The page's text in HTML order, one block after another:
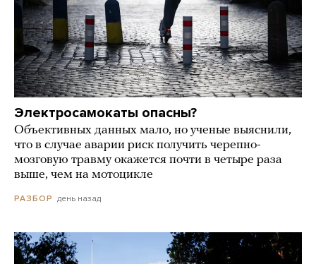
Электросамокаты опасны?
Объективных данных мало, но ученые выяснили,
что в случае аварии риск получить черепно-
мозговую травму окажется почти в четыре раза
выше, чем на мотоцикле
РАЗБОР день назад